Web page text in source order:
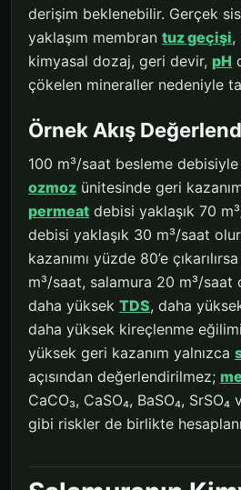
derişim beklenebilir. Gerçek
yaklaşım membran tuz geçişi,
kimyasal dozaj, geri devir, pH
çökelen mineraller nedeniyle
Örnek Akış
100 m³/saat besleme debisiyle
ozmoz ünitesinde geri
permeat debisi yaklaşık 70
debisi yaklaşık 30 m³/saat
kazanımı yüzde 80’e
m³/saat, salamura 20 m³/saat
daha yüksek TDS, daha
daha yüksek kireçlenme
yüksek geri kazanım yalnızca
açısından değerlendirilmez;
CaCO₃, CaSO₄, BaSO₄,
gibi riskler de birlikte